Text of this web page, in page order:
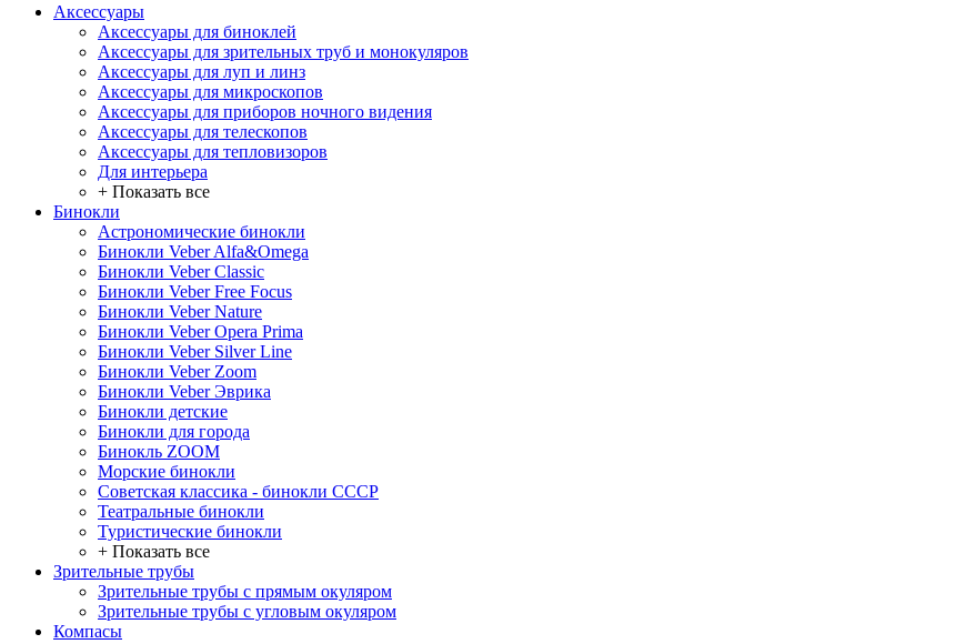
Аксессуары
Аксессуары для биноклей
Аксессуары для зрительных труб и монокуляров
Аксессуары для луп и линз
Аксессуары для микроскопов
Аксессуары для приборов ночного видения
Аксессуары для телескопов
Аксессуары для тепловизоров
Для интерьера
+ Показать все
Бинокли
Астрономические бинокли
Бинокли Veber Alfa&Omega
Бинокли Veber Classic
Бинокли Veber Free Focus
Бинокли Veber Nature
Бинокли Veber Opera Prima
Бинокли Veber Silver Line
Бинокли Veber Zoom
Бинокли Veber Эврика
Бинокли детские
Бинокли для города
Бинокль ZOOM
Морские бинокли
Советская классика - бинокли СССР
Театральные бинокли
Туристические бинокли
+ Показать все
Зрительные трубы
Зрительные трубы с прямым окуляром
Зрительные трубы с угловым окуляром
Компасы